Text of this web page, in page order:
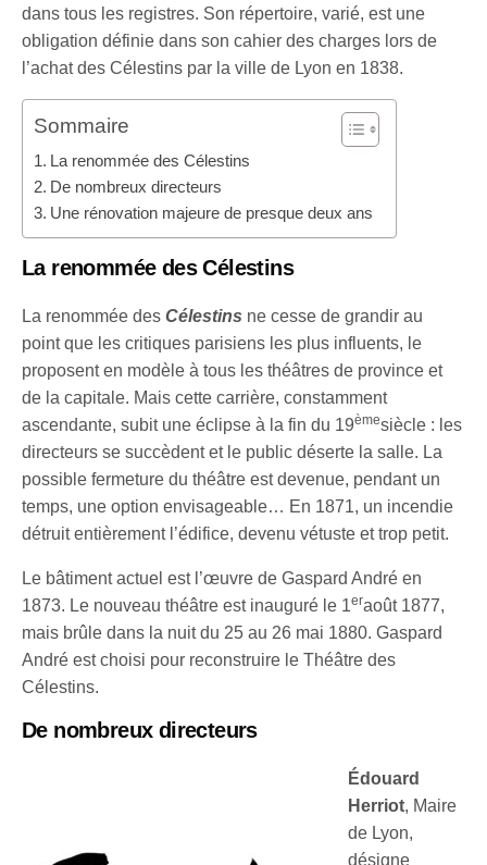
dans tous les registres. Son répertoire, varié, est une
obligation définie dans son cahier des charges lors de
l’achat des Célestins par la ville de Lyon en 1838.
Sommaire
La renommée des Célestins
De nombreux directeurs
Une rénovation majeure de presque deux ans
La renommée des Célestins
La renommée desCélestins ne cesse de grandir au
point que les critiques parisiens les plus influents, le
proposent en modèle à tous les théâtres de province et
de la capitale. Mais cette carrière, constamment
ascendante, subit une éclipse à la fin du 19èmesiècle : les
directeurs se succèdent et le public déserte la salle. La
possible fermeture du théâtre est devenue, pendant un
temps, une option envisageable… En 1871, un incendie
détruit entièrement l’édifice, devenu vétuste et trop petit.
Le bâtiment actuel est l’œuvre de Gaspard André en
1873. Le nouveau théâtre est inauguré le 1eraoût 1877,
mais brûle dans la nuit du 25 au 26 mai 1880. Gaspard
André est choisi pour reconstruire le Théâtre des
Célestins.
De nombreux directeurs
Édouard
Herriot, Maire
de Lyon,
désigne